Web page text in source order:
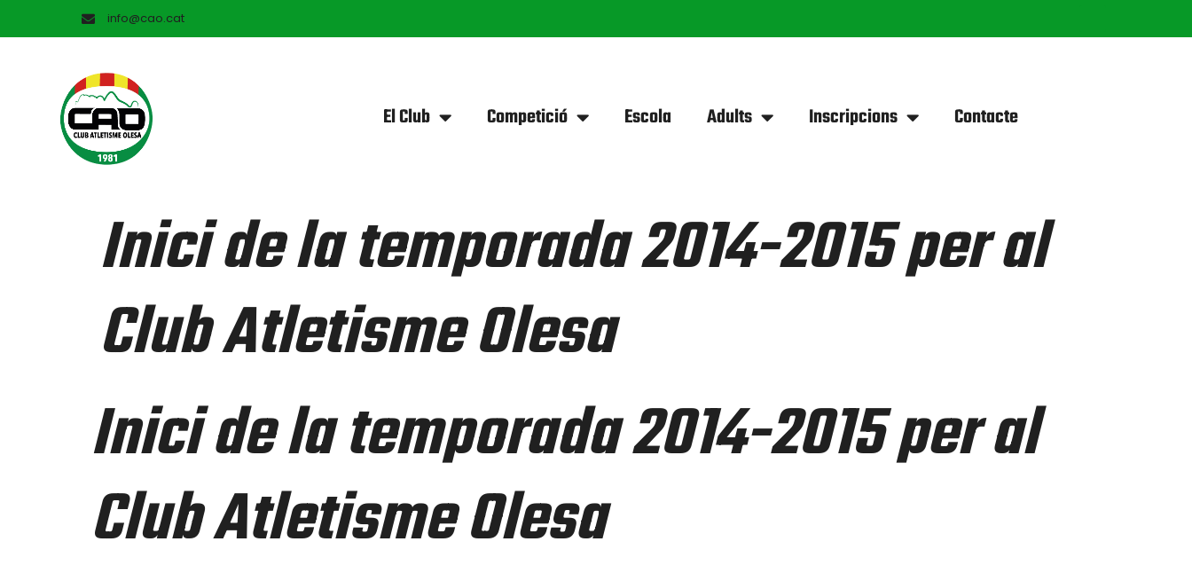
info@cao.cat
El Club Competició Escola Adults Inscripcions Contacte
Inici de la temporada 2014-2015 per al
Club Atletisme Olesa
Inici de la temporada 2014-2015 per al
Club Atletisme Olesa